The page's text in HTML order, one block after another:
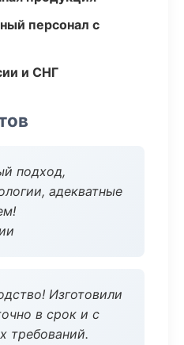
персонал с
и СНГ
подход,
адекватные
Изготовили
в срок и с
требований.